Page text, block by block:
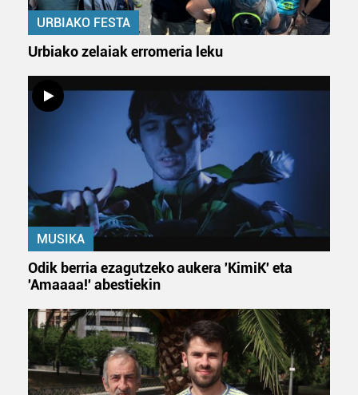
URBIAKO FESTA
Urbiako zelaiak erromeria leku
MUSIKA
Odik berria ezagutzeko aukera 'KimiK' eta
'Amaaaa!' abestiekin